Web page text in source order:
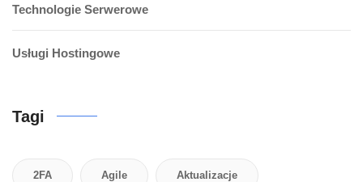
Technologie Serwerowe
Usługi Hostingowe
Tagi
2FA Agile Aktualizacje